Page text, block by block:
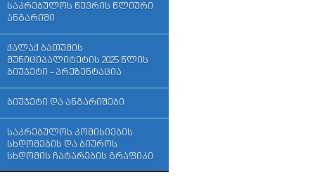
საკრებულოს წევრის წლიური
ანგარიში
ქალაქ ბათუმის
მუნიციპალიტეტის 2025 წლის
ბიუჯეტი - პრეზენტაცია
ბიუჯეტი და ანგარიშები
საკრებულოს კომისიების
სხდომების და ბიუროს
სხდომის ჩატარების გრაფიკი